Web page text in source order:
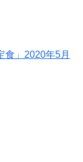
食」2020年5月